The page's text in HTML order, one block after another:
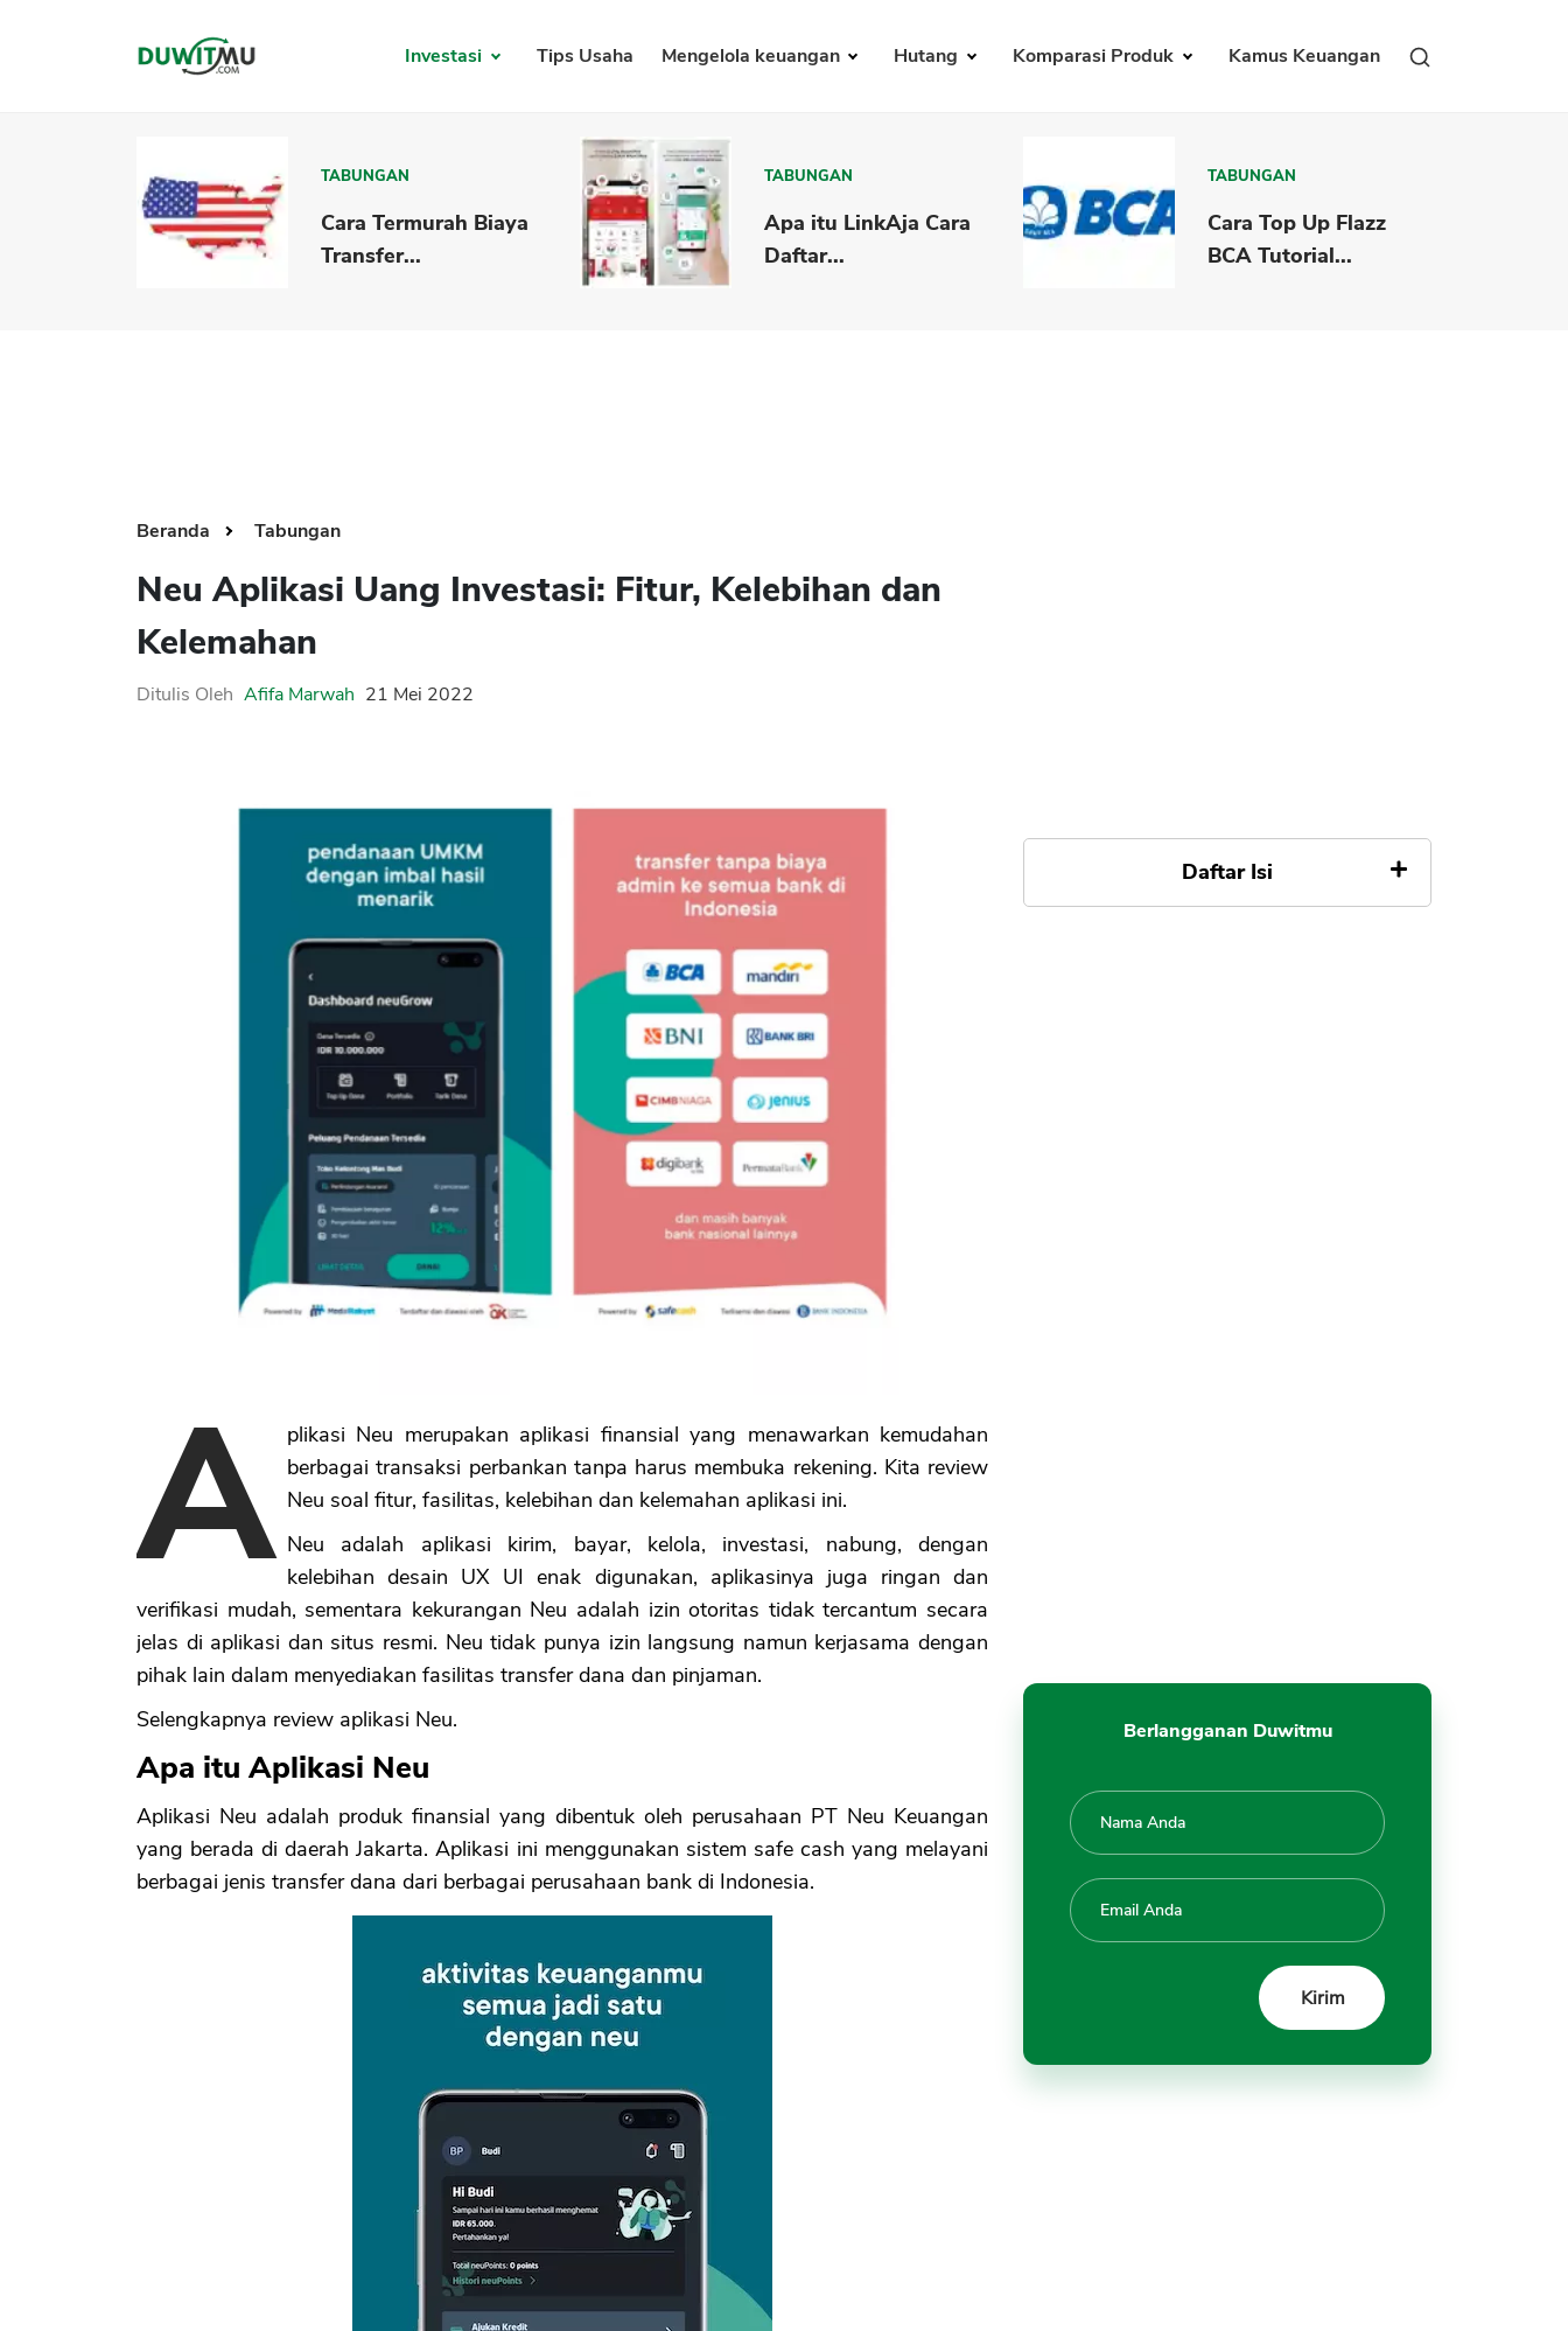
Investasi Tips Usaha Mengelola keuangan Hutang Komparasi Produk Kamus Keuangan
TABUNGAN
Cara Termurah Biaya
Transfer...
TABUNGAN
Apa itu LinkAja Cara
Daftar...
TABUNGAN
Cara Top Up Flazz
BCA Tutorial...
Beranda Tabungan
Neu Aplikasi Uang Investasi: Fitur, Kelebihan dan
Kelemahan
Ditulis Oleh Afifa Marwah 21 Mei 2022
A plikasi Neu merupakan aplikasi finansial yang menawarkan kemudahan
berbagai transaksi perbankan tanpa harus membuka rekening. Kita review
Neu soal fitur, fasilitas, kelebihan dan kelemahan aplikasi ini.
Neu adalah aplikasi kirim, bayar, kelola, investasi, nabung, dengan
kelebihan desain UX UI enak digunakan, aplikasinya juga ringan dan
verifikasi mudah, sementara kekurangan Neu adalah izin otoritas tidak tercantum secara
jelas di aplikasi dan situs resmi. Neu tidak punya izin langsung namun kerjasama dengan
pihak lain dalam menyediakan fasilitas transfer dana dan pinjaman.
Selengkapnya review aplikasi Neu.
Apa itu Aplikasi Neu
Aplikasi Neu adalah produk finansial yang dibentuk oleh perusahaan PT Neu Keuangan
yang berada di daerah Jakarta. Aplikasi ini menggunakan sistem safe cash yang melayani
berbagai jenis transfer dana dari berbagai perusahaan bank di Indonesia.
Daftar Isi
Berlangganan Duwitmu